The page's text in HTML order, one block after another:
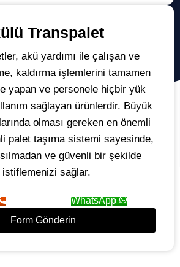
Transpalet
akü yardımı ile çalışan ve
kaldırma işlemlerini tamamen
yapan ve personele hiçbir yük
sağlayan ürünlerdir. Büyük
olması gereken en önemli
palet taşıma sistemi sayesinde,
ve güvenli bir şekilde
sağlar.
WhatsApp
Form Gönderin